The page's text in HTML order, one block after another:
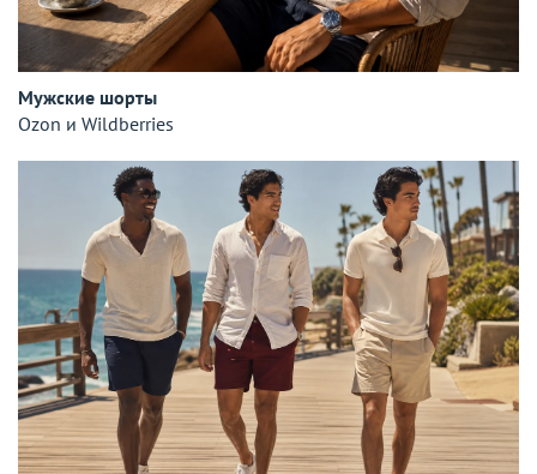
Мужские шорты
Ozon и Wildberries